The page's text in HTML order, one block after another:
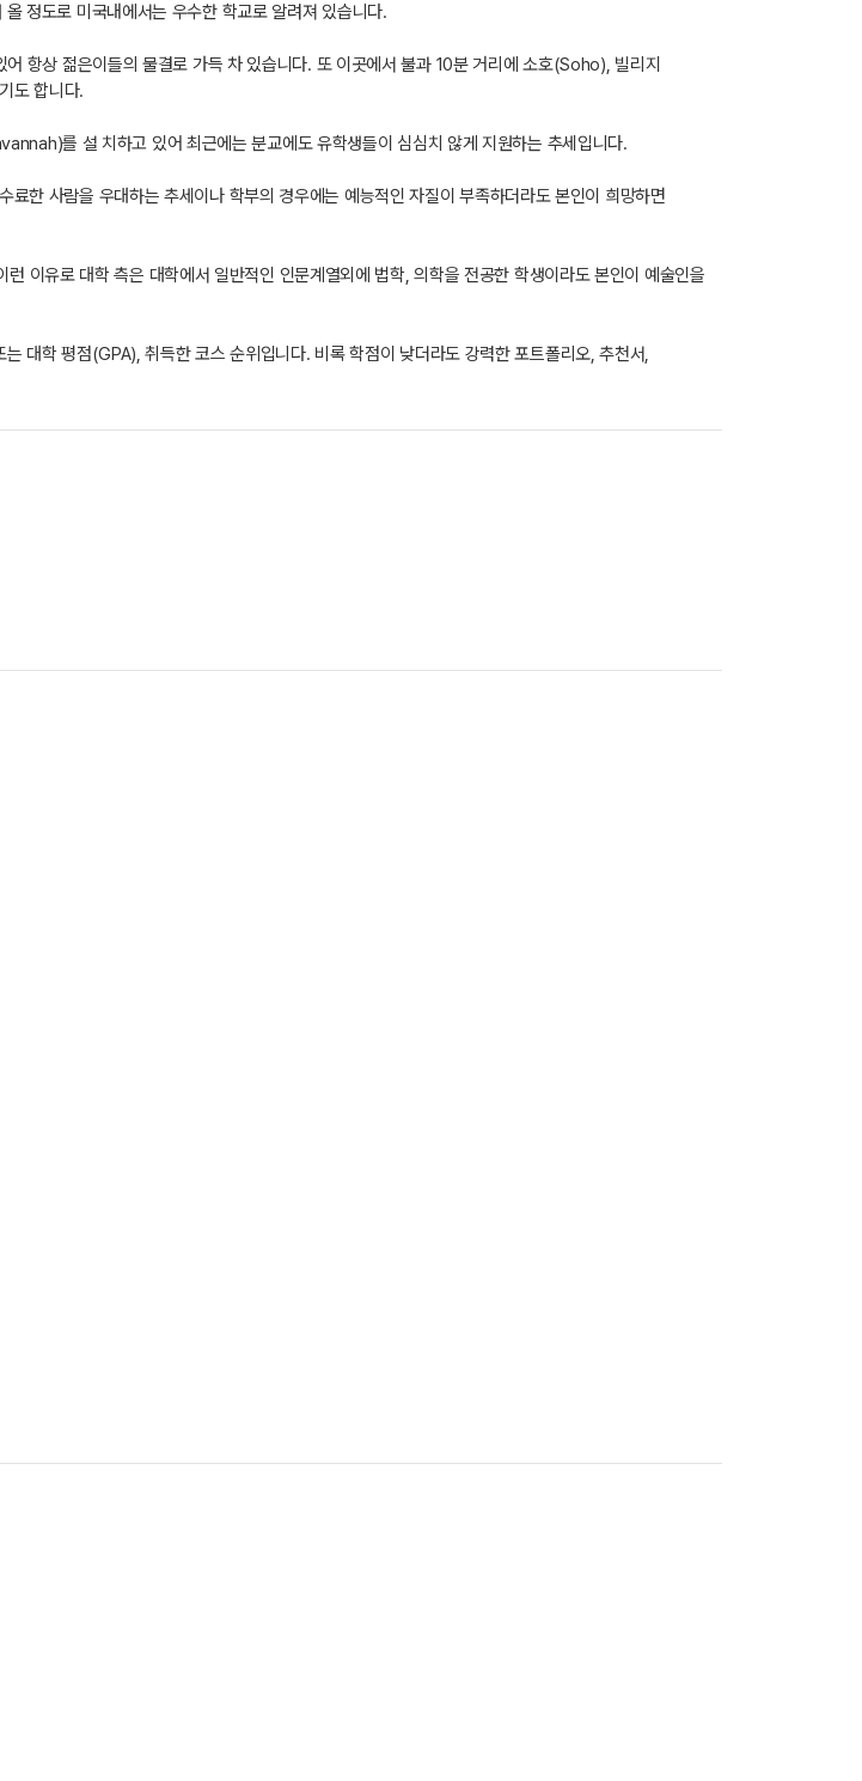
정도로 미국내에서는 우수한 학교로 알려져 있습니다.
항상 젊은이들의 물결로 가득 차 있습니다. 또 이곳에서 불과 10분 거리에 소호(Soho), 빌리지
도 합니다.
를 설 치하고 있어 최근에는 분교에도 유학생들이 심심치 않게 지원하는 추세입니다.
한 사람을 우대하는 추세이나 학부의 경우에는 예능적인 자질이 부족하더라도 본인이 희망하면
이유로 대학 측은 대학에서 일반적인 인문계열외에 법학, 의학을 전공한 학생이라도 본인이 예술인을
대학 평점(GPA), 취득한 코스 순위입니다. 비록 학점이 낮더라도 강력한 포트폴리오, 추천서,